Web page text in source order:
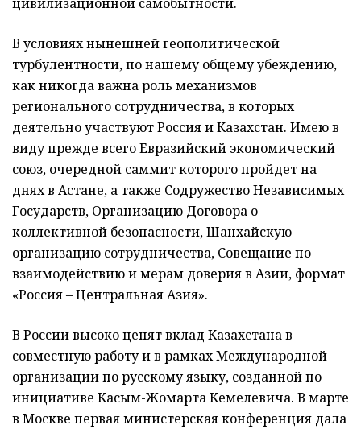
В условиях нынешней геополитической
турбулентности, по нашему общему убеждению,
как никогда важна роль механизмов
регионального сотрудничества, в которых
деятельно участвуют Россия и Казахстан. Имею в
виду прежде всего Евразийский экономический
союз, очередной саммит которого пройдет на
днях в Астане, а также Содружество Независимых
Государств, Организацию Договора о
коллективной безопасности, Шанхайскую
организацию сотрудничества, Совещание по
взаимодействию и мерам доверия в Азии, формат
«Россия – Центральная Азия».
В России высоко ценят вклад Казахстана в
совместную работу и в рамках Международной
организации по русскому языку, созданной по
инициативе Касым-Жомарта Кемелевича. В марте
в Москве первая министерская конференция дала